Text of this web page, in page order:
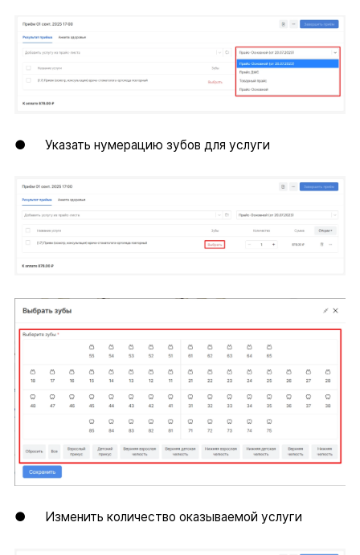
● Указать нумерацию зубов для услуги
● Изменить количество оказываемой услуги